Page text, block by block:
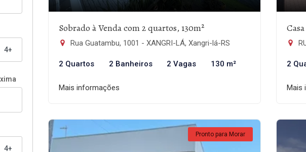
4+
4+
Sobrado à Venda com 2 quartos, 130m²
Rua Guatambu, 1001 - XANGRI-LÁ, Xangri-lá-RS
2 Quartos 2 Banheiros 2 Vagas 130 m²
Mais informações
2
Mais
Pronto para Morar